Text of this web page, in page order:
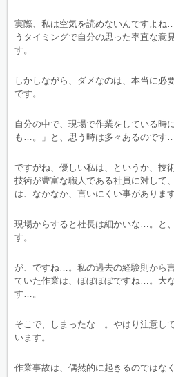
実際、私は空気を読めないんですよね
うタイミングで自分の思った率直な意
す。
しかしながら、ダメなのは、本当に必
です。
自分の中で、現場で作業をしている時
も…。」と、思う時は多々あるのです…
ですがね、優しい私は、というか、技
技術が豊富な職人である社員に対して
は、なかなか、言いにくい事があります
現場からすると社長は細かいな…。と
す。
が、ですね…。私の過去の経験則から
ていた作業は、ほぼほぼですね…。大
す…。
そこで、しまったな…。やはり注意し
います。
作業事故は、偶然的に起きるのではな